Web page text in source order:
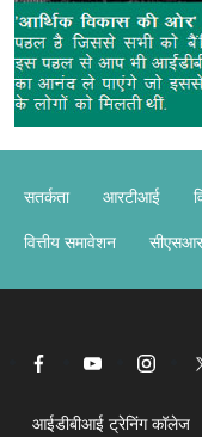
सतर्कता आरटीआई
वित्तीय समावेशन सीएसआर
आईडीबीआई ट्रेनिंग कॉलेज